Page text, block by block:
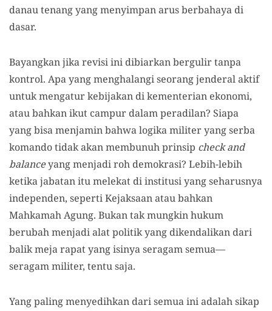
danau tenang yang menyimpan arus berbahaya di
dasar.
Bayangkan jika revisi ini dibiarkan bergulir tanpa
kontrol. Apa yang menghalangi seorang jenderal aktif
untuk mengatur kebijakan di kementerian ekonomi,
atau bahkan ikut campur dalam peradilan? Siapa
yang bisa menjamin bahwa logika militer yang serba
komando tidak akan membunuh prinsip check and
balanceyang menjadi roh demokrasi? Lebih-lebih
ketika jabatan itu melekat di institusi yang seharusnya
independen, seperti Kejaksaan atau bahkan
Mahkamah Agung. Bukan tak mungkin hukum
berubah menjadi alat politik yang dikendalikan dari
balik meja rapat yang isinya seragam semua—
seragam militer, tentu saja.
Yang paling menyedihkan dari semua ini adalah sikap